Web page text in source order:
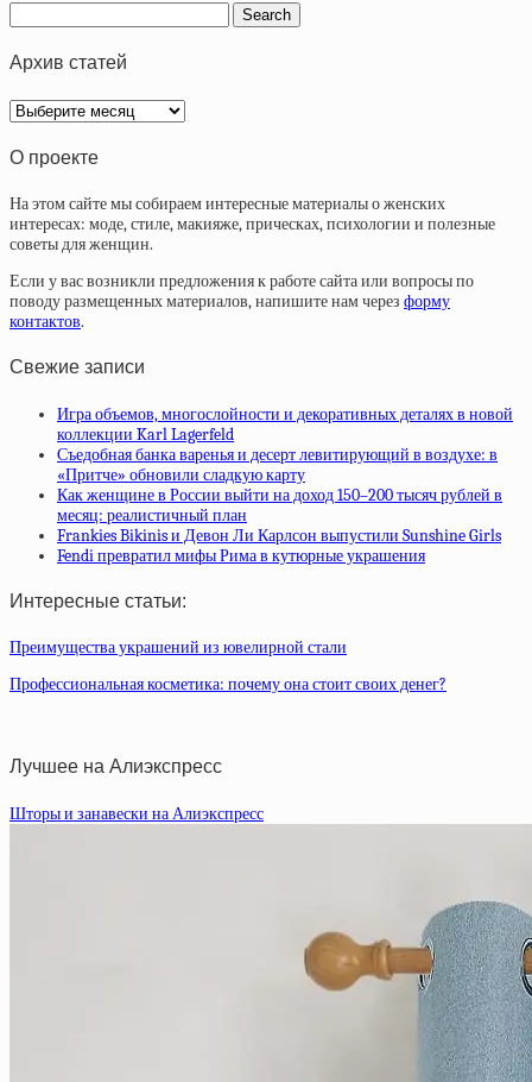
Архив статей
Архив
статей
О проекте
На этом сайте мы собираем интересные материалы о женских
интересах: моде, стиле, макияже, прическах, психологии и полезные
советы для женщин.
Если у вас возникли предложения к работе сайта или вопросы по
поводу размещенных материалов, напишите нам через форму
контактов.
Свежие записи
Игра объемов, многослойности и декоративных деталях в новой
коллекции Karl Lagerfeld
Съедобная банка варенья и десерт левитирующий в воздухе: в
«Притче» обновили сладкую карту
Как женщине в России выйти на доход 150–200 тысяч рублей в
месяц: реалистичный план
Frankies Bikinis и Девон Ли Карлсон выпустили Sunshine Girls
Fendi превратил мифы Рима в кутюрные украшения
Интересные статьи:
Преимущества украшений из ювелирной стали
Профессиональная косметика: почему она стоит своих денег?
Лучшее на Алиэкспресс
Шторы и занавески на Алиэкспресс